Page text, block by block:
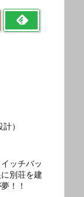
）
ッチバッ
別荘を建
！！